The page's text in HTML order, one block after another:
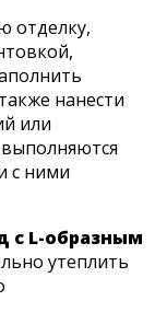
отделку,
нанести
или
выполняются
с ними
с L-образным
утеплить